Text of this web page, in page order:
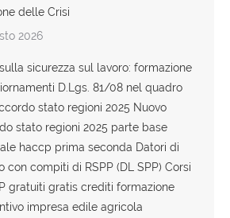
delle Crisi
2026
sicurezza sul lavoro: formazione
D.Lgs. 81/08 nel quadro
stato regioni 2025 Nuovo
stato regioni 2025 parte base
haccp prima seconda Datori di
con compiti di RSPP (DL SPP) Corsi
gratuiti gratis crediti formazione
impresa edile agricola